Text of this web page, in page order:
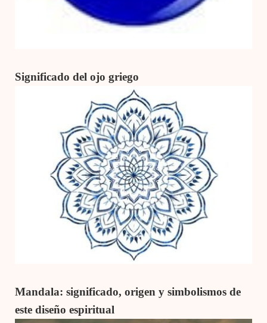
Significado del ojo griego
Mandala: significado, origen y simbolismos de
este diseño espiritual